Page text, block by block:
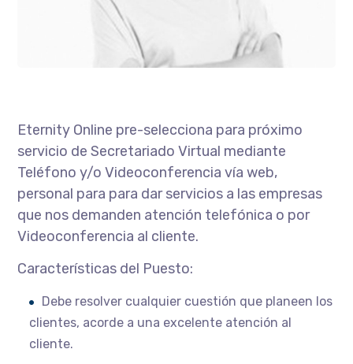
Eternity Online pre-selecciona para próximo
servicio de Secretariado Virtual mediante
Teléfono y/o Videoconferencia vía web,
personal para para dar servicios a las empresas
que nos demanden atención telefónica o por
Videoconferencia al cliente.
Características del Puesto:
Debe resolver cualquier cuestión que planeen los
clientes, acorde a una excelente atención al
cliente.